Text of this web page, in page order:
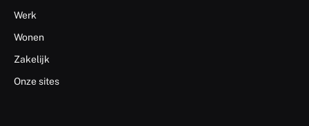
Werk
Wonen
Zakelijk
Onze sites